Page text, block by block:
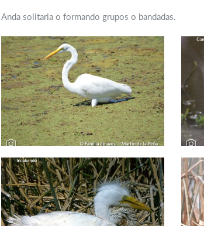
Anda solitaria o formando grupos o bandadas.